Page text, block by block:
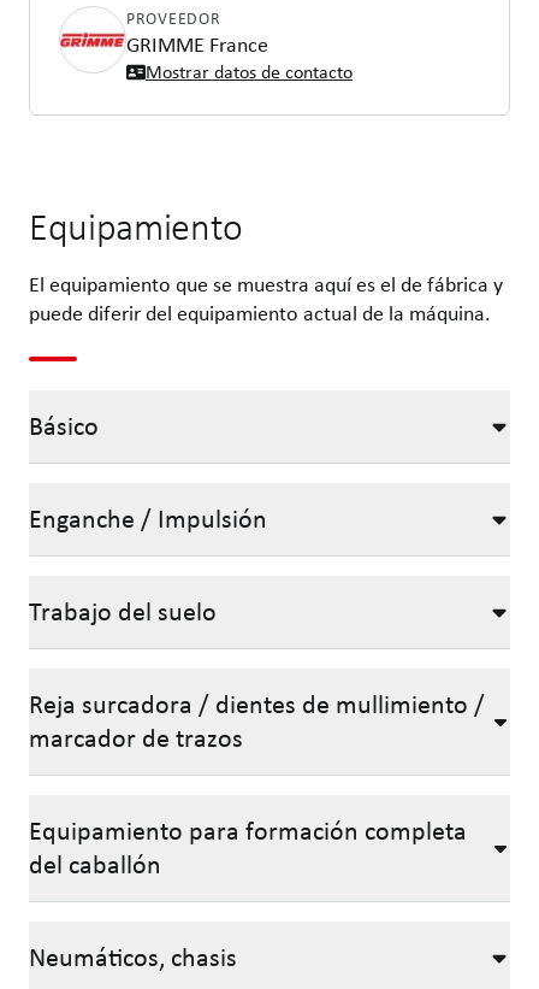
PROVEEDOR
GRIMME France
Mostrar datos de contacto
Equipamiento
El equipamiento que se muestra aquí es el de fábrica y
puede diferir del equipamiento actual de la máquina.
Básico
Enganche / Impulsión
Trabajo del suelo
Reja surcadora / dientes de mullimiento /
marcador de trazos
Equipamiento para formación completa
del caballón
Neumáticos, chasis